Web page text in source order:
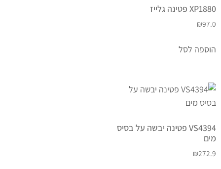
XP1880 פטינה גלייז
₪97.0
הוספה לסל
VS4394 פטינה יבשה על בסיס
מים
₪272.9